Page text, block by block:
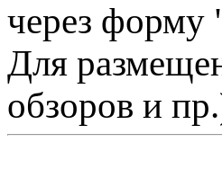
через форму
Для
обзоров и